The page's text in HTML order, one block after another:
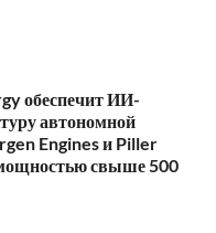
обеспечит ИИ-
автономной
Engines и Piller
свыше 500